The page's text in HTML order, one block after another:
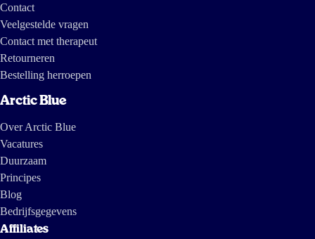
Contact
Veelgestelde vragen
Contact met therapeut
Retourneren
Bestelling herroepen
Arctic Blue
Over Arctic Blue
Vacatures
Duurzaam
Principes
Blog
Bedrijfsgegevens
Affiliates